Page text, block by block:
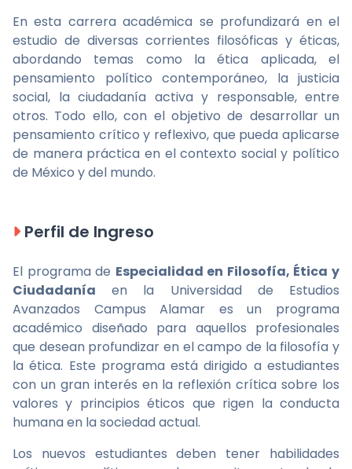
En esta carrera académica se profundizará en el
estudio de diversas corrientes filosóficas y éticas,
abordando temas como la ética aplicada, el
pensamiento político contemporáneo, la justicia
social, la ciudadanía activa y responsable, entre
otros. Todo ello, con el objetivo de desarrollar un
pensamiento crítico y reflexivo, que pueda aplicarse
de manera práctica en el contexto social y político
de México y del mundo.
Perfil de Ingreso
El programa de Especialidad en Filosofía, Ética y
Ciudadanía en la Universidad de Estudios
Avanzados Campus Alamar es un programa
académico diseñado para aquellos profesionales
que desean profundizar en el campo de la filosofía y
la ética. Este programa está dirigido a estudiantes
con un gran interés en la reflexión crítica sobre los
valores y principios éticos que rigen la conducta
humana en la sociedad actual.
Los nuevos estudiantes deben tener habilidades